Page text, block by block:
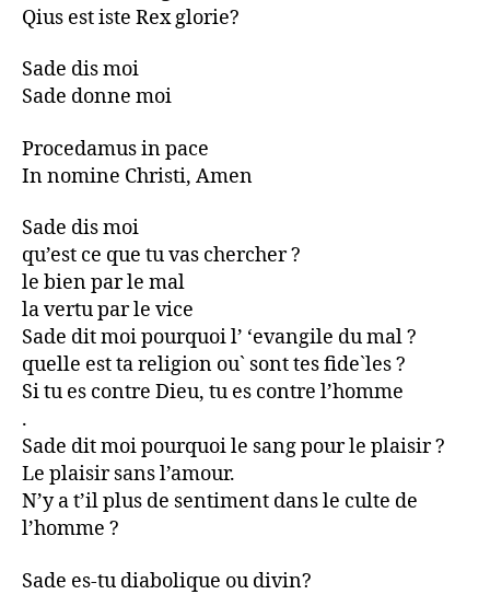
Qius est iste Rex glorie?
Sade dis moi
Sade donne moi
Procedamus in pace
In nomine Christi, Amen
Sade dis moi
qu’est ce que tu vas chercher ?
le bien par le mal
la vertu par le vice
Sade dit moi pourquoi l’ ‘evangile du mal ?
quelle est ta religion ou` sont tes fide`les ?
Si tu es contre Dieu, tu es contre l’homme
.
Sade dit moi pourquoi le sang pour le plaisir ?
Le plaisir sans l’amour.
N’y a t’il plus de sentiment dans le culte de
l’homme ?
Sade es-tu diabolique ou divin?